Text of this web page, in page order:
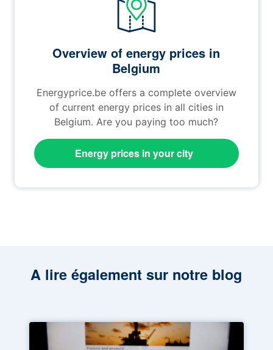
Overview of energy prices in
Belgium
Energyprice.be offers a complete overview
of current energy prices in all cities in
Belgium. Are you paying too much?
Energy prices in your city
A lire également sur notre blog